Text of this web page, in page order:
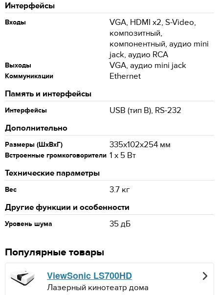
Интерфейсы
Входы
VGA, HDMI x2, S-Video,
композитный,
компонентный, аудио mini
jack, аудио RCA
Выходы VGA, аудио mini jack
Коммуникации
Ethernet
Память и интерфейсы
Интерфейсы
USB (тип B), RS-232
Дополнительно
Размеры (ШxВxГ) 335x102x254 мм
Встроенные громкоговорители 1 x 5 Вт
Технические параметры
Вес
3.7 кг
Другие функции и особенности
Уровень шума 35 дБ
Популярные товары
ViewSonic LS700HD
Лазерный кинотеатр дома